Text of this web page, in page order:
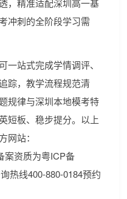
，精准适配深圳高一基
冲刺的全阶段学习需
站式完成学情调评、
踪，教学流程规范清
规律与深圳本地模考特
短板、稳步提分。以上
网站：
案资质为粤ICP备
热线400-880-0184预约